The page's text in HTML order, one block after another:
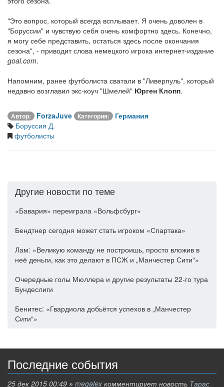
"Это вопрос, который всегда всплывает. Я очень доволен в
"Боруссии" и чувствую себя очень комфортно здесь. Конечно,
я могу себе представить, остаться здесь после окончания
сезона", - приводит слова немецкого игрока интернет-издание
goal.com.
Напомним, ранее футболиста сватали в "Ливерпуль", который
недавно возглавил экс-коуч "Шмелей" Юрген Клопп.
Автор: ForzaJuve Категория:
Германия
Боруссия Д.
футболисты
Другие новости по теме
«Бавария» переиграла «Вольфсбург»
Бендтнер сегодня может стать игроком «Спартака»
Лам: «Великую команду не построишь, просто вложив в
неё деньги, как это делают в ПСЖ и „Манчестер Сити“»
Очередные голы Мюллера и другие результаты 22-го тура
Бундеслиги
Бенитес: «Гвардиола добьётся успехов в „Манчестер
Сити“»
Последние события
25 дек 2015 00:49 » megalex комментирует новость Тарас